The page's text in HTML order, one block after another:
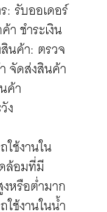
: รับออเดอร์
า ชำระเงิน
นค้า: ตรวจ
จัดส่งสินค้า
ค้า
ง
ใช้งานใน
ล้อมที่มี
หรือต่ำมาก
ใช้งานในน้ำ